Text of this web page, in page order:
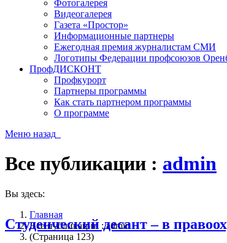
Фотогалерея
Видеогалерея
Газета «Простор»
Информационные партнеры
Ежегодная премия журналистам СМИ
Логотипы Федерации профсоюзов
ПрофДИСКОНТ
Профкурорт
Партнеры программы
Как стать партнером программы
О программе
Меню назад
Все публикации : admin
Вы здесь:
Главная
Все публикации : admin
(Страница 123)
Студенческий десант – в